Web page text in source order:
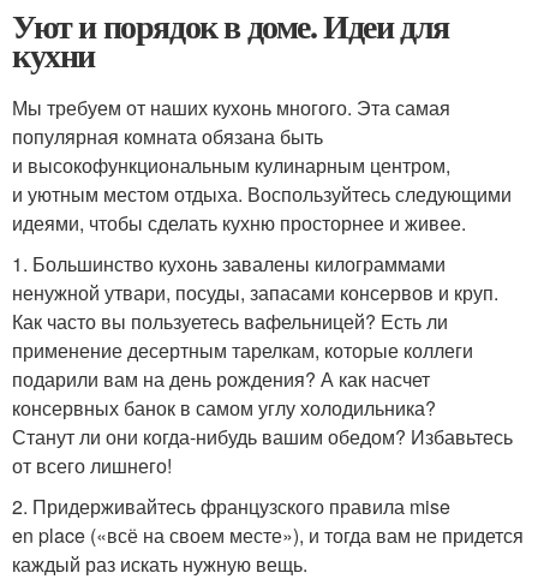
Уют и порядок в доме. Идеи для
кухни
Мы требуем от наших кухонь многого. Эта самая
популярная комната обязана быть
и высокофункциональным кулинарным центром,
и уютным местом отдыха. Воспользуйтесь следующими
идеями, чтобы сделать кухню просторнее и живее.
1. Большинство кухонь завалены килограммами
ненужной утвари, посуды, запасами консервов и круп.
Как часто вы пользуетесь вафельницей? Есть ли
применение десертным тарелкам, которые коллеги
подарили вам на день рождения? А как насчет
консервных банок в самом углу холодильника?
Станут ли они когда-нибудь вашим обедом? Избавьтесь
от всего лишнего!
2. Придерживайтесь французского правила mise
en place («всё на своем месте»), и тогда вам не придется
каждый раз искать нужную вещь.